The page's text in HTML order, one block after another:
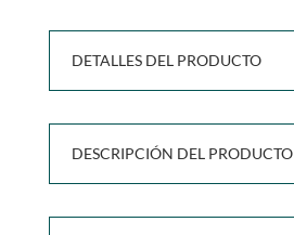
DETALLES DEL PRODUCTO
DESCRIPCIÓN DEL PRODUCTO